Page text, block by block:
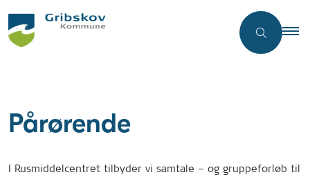
Pårørende
I Rusmiddelcentret tilbyder vi samtale – og gruppeforløb til